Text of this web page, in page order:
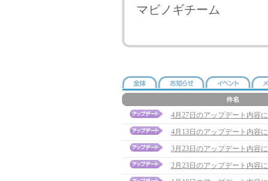
マビノギチーム
4月27日のアップデート内容
4月13日のアップデート内容
3月23日のアップデート内容
2月23日のアップデート内容